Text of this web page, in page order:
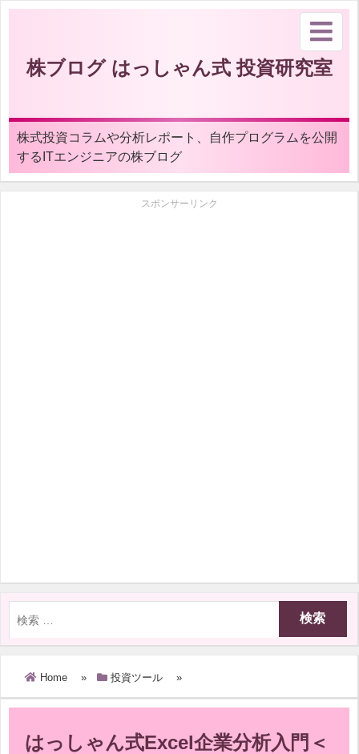
株ブログ はっしゃん式 投資研究室
株式投資コラムや分析レポート、自作プログラムを公開
するITエンジニアの株ブログ
スポンサーリンク
Home » 投資ツール »
はっしゃん式Excel企業分析入門＜